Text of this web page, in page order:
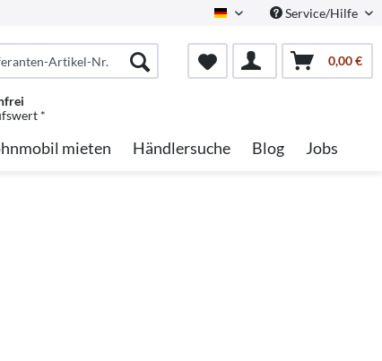
German Service/Hilfe
0,00 €
*
mieten Händlersuche Blog Jobs